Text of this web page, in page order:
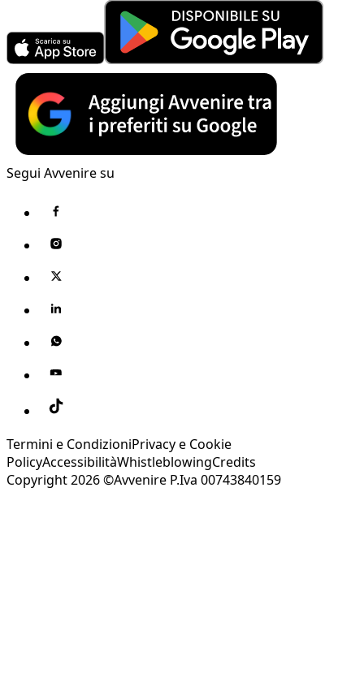
Segui Avvenire su
Termini e CondizioniPrivacy e Cookie
PolicyAccessibilitàWhistleblowingCredits
Copyright 2026 ©Avvenire P.Iva 00743840159